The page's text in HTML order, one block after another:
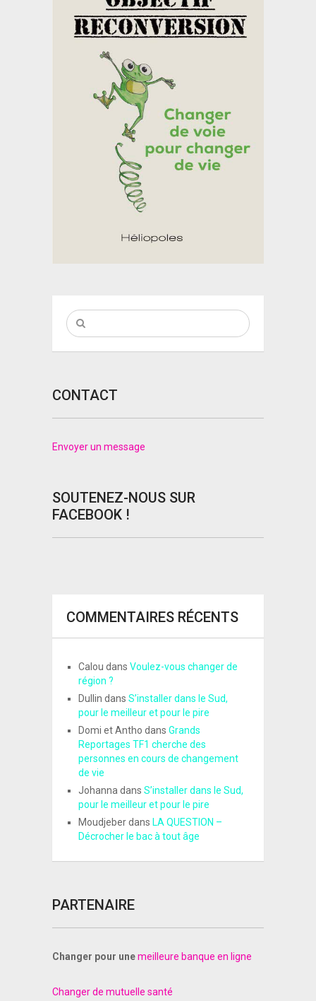
CONTACT
Envoyer un message
SOUTENEZ-NOUS SUR
FACEBOOK !
COMMENTAIRES RÉCENTS
Calou dans Voulez-vous changer de
région ?
Dullin dans S’installer dans le Sud,
pour le meilleur et pour le pire
Domi et Antho dans Grands
Reportages TF1 cherche des
personnes en cours de changement
de vie
Johannadans S’installer dans le Sud,
pour le meilleur et pour le pire
Moudjeberdans LA QUESTION –
Décrocher le bac à tout âge
PARTENAIRE
Changer pour unemeilleure banque en ligne
Changer de mutuelle santé